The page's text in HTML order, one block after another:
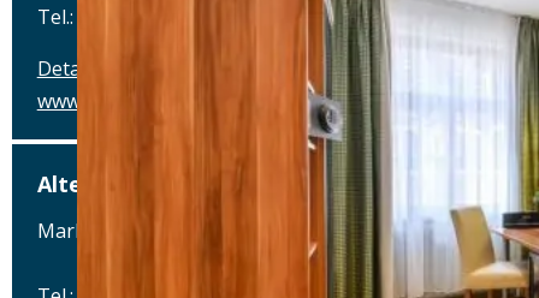
Tel.: Tel.: 0941-4637770
Details
www.hotel-schlachthof-regensburg.de
Alter Wirt
Marktplatz 1, 82031 Grünwald